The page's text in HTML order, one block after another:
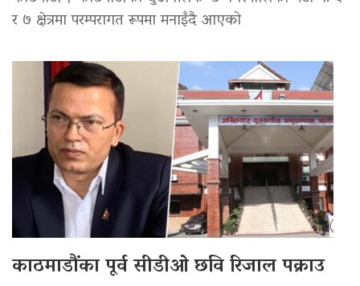
र ७ क्षेत्रमा परम्परागत रूपमा मनाइँदै आएको
काठमाडौंका पूर्व सीडीओ छवि रिजाल पक्राउ